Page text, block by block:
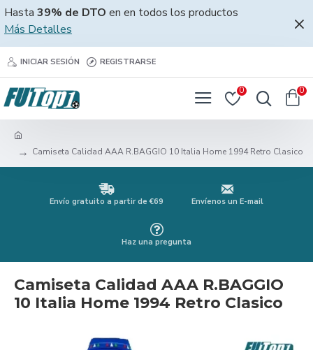
Hasta 39% de DTO en en todos los productos
Más Detalles
INICIAR SESIÓN REGISTRARSE
0 0
Camiseta Calidad AAA R.BAGGIO 10 Italia Home 1994 Retro Clasico
Envío gratuito a partir de €69 Envíenos un E-mail
Haz una pregunta
Camiseta Calidad AAA R.BAGGIO
10 Italia Home 1994 Retro Clasico